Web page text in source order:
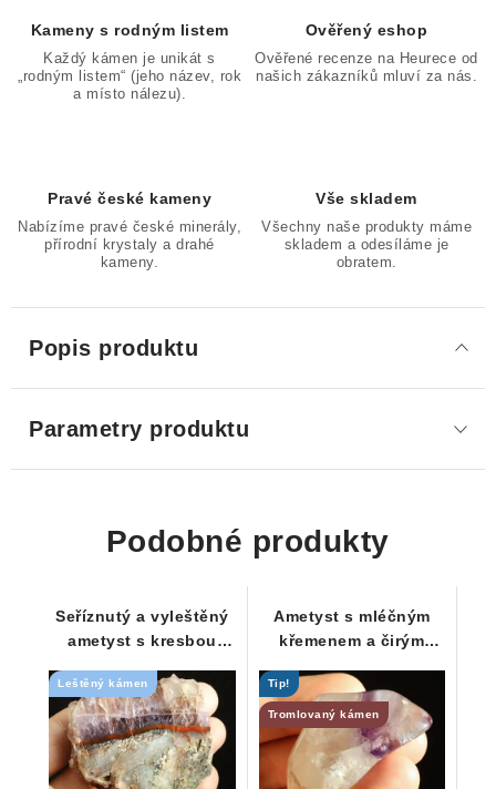
Kameny s rodným listem
Každý kámen je unikát s
„rodným listem“ (jeho název, rok
a místo nálezu).
Ověřený eshop
Ověřené recenze na Heurece od
našich zákazníků mluví za nás.
Pravé české kameny
Nabízíme pravé české minerály,
přírodní krystaly a drahé
kameny.
Vše skladem
Všechny naše produkty máme
skladem a odesíláme je
obratem.
Popis produktu
Parametry produktu
Podobné produkty
Seříznutý a vyleštěný
ametyst s kresbou
Leštěný kámen
Ametyst s mléčným
křemenem a čirým
Tip!
Tromlovaný kámen